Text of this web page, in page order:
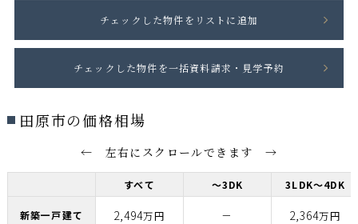
田原市の価格相場
← 左右にスクロールできます →
すべて ～3DK 3LDK～4DK
新築一戸建て 2,494万円 － 2,364万円